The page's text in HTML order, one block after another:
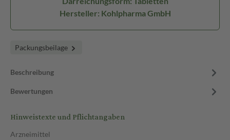
Hersteller: Kohlpharma GmbH
Packungsbeilage
Beschreibung
Bewertungen
Hinweistexte und Pflichtangaben
Arzneimittel